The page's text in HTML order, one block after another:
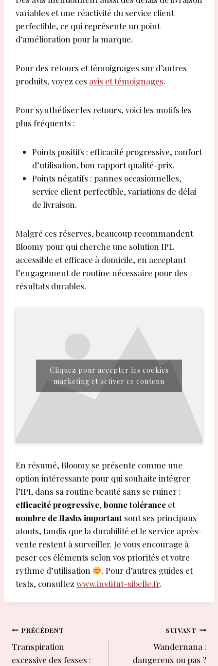
variables et une réactivité du service client
perfectible, ce qui représente un point
d’amélioration pour la marque.
Pour des retours et témoignages sur d’autres
produits, voyez ces avis et témoignages.
Pour synthétiser les retours, voici les motifs les
plus fréquents :
Points positifs : efficacité progressive, confort
d’utilisation, bon rapport qualité-prix.
Points négatifs : pannes occasionnelles,
service client perfectible, variations de délai
de livraison.
Malgré ces réserves, beaucoup recommandent
Bloomy pour qui cherche une solution IPL
accessible et efficace à domicile, en acceptant
l’engagement de routine nécessaire pour des
résultats durables.
Cliquez pour accepter les cookies
marketing et activer ce contenu
En résumé, Bloomy se présente comme une
option intéressante pour qui souhaite intégrer
l’IPL dans sa routine beauté sans se ruiner :
efficacité progressive, bonne tolérance et
nombre de flashs important sont ses principaux
atouts, tandis que la durabilité et le service après-
vente restent à surveiller. Je vous encourage à
peser ces éléments selon vos priorités et votre
rythme d’utilisation
. Pour d’autres guides et
tests, consultez www.institut-sibelle.fr.
Navigation
de
PRÉCÉDENT
Transpiration
excessive des fesses :
SUIVANT
Wandernana :
dangereux ou pas ?